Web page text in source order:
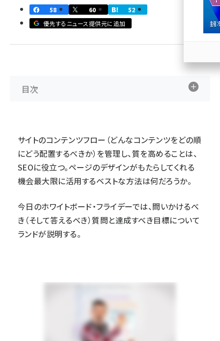
58 60
52
優先するニュース提供元に追加
目次
サイトのコンテンツフロー（どんなコンテンツをどの順
にどう配置するべきか）を管理し、質を高めることは、
SEOに役立つ。ページのデザインがもたらしてくれる
機会最大限に活用するベストな方法は何だろうか。
今日のホワイトボード・フライデーでは、問いかけるべ
き（そして答えるべき）質問と達成すべき目標について
ランドが説明する。